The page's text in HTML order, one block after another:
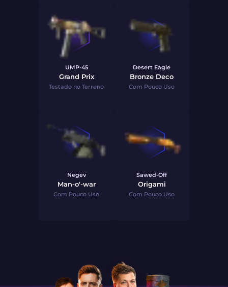
UMP-45
Grand Prix
Testado no Terreno
Desert Eagle
Bronze Deco
Com Pouco Uso
Negev
Man-o'-war
Com Pouco Uso
Sawed-Off
Origami
Com Pouco Uso